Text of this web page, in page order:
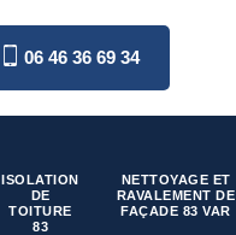
06 46 36 69 34
ISOLATION
DE
TOITURE
83
NETTOYAGE ET
RAVALEMENT DE
FAÇADE 83 VAR